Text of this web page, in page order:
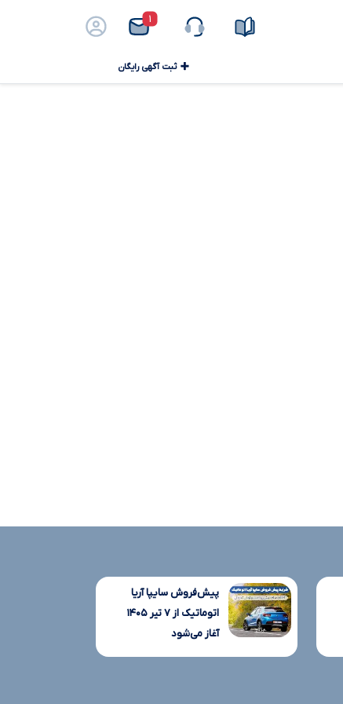
۱
ثبت آگهی رایگان
پیش‌فروش سایپا آریا
اتوماتیک از ۷ تیر ۱۴۰۵
آغاز می‌شود